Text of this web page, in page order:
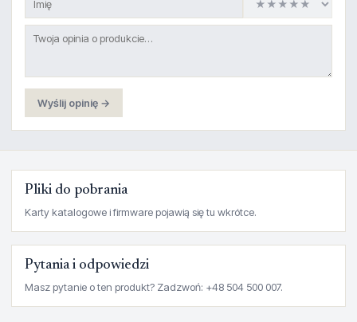
Wyślij opinię →
Pliki do pobrania
Karty katalogowe i firmware pojawią się tu wkrótce.
Pytania i odpowiedzi
Masz pytanie o ten produkt? Zadzwoń: +48 504 500 007.